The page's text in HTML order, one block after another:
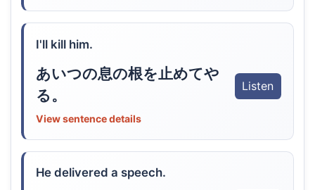
I'll kill him.
あいつの息の根を止めてや
る。
Listen
View sentence details
He delivered a speech.